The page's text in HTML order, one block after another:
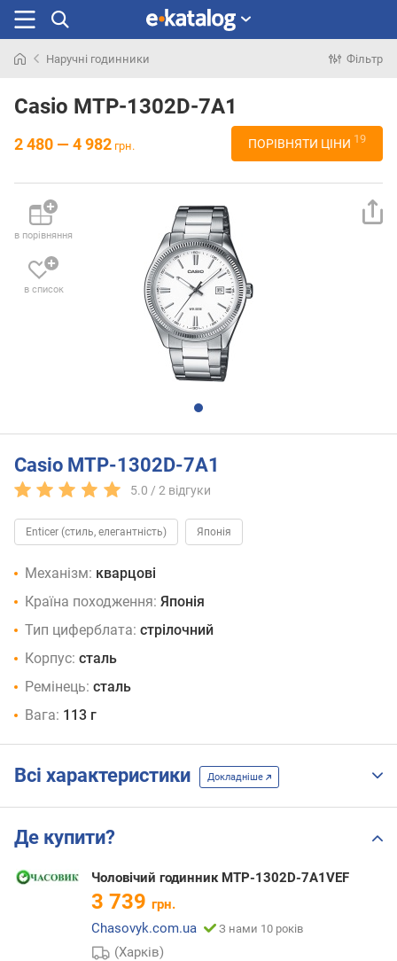
раніше
Наручні годинники Фільтр
Casio MTP-1302D-7A1
2 480 — 4 982 грн. ПОРІВНЯТИ ЦІНИ 19
в порівняння
в список
Casio MTP-1302D-7A1
5.0 /2 відгуки
Enticer (стиль, елегантність) Японія
Механізм: кварцові
Країна походження: Японія
Тип циферблата: стрілочний
Корпус: сталь
Ремінець: сталь
Вага: 113 г
Всі характеристики Докладніше
Де купити?
Чоловічий годинник MTP-1302D-7A1VEF
3 739 грн.
Chasovyk.com.ua
З нами 10 років
(Харків)